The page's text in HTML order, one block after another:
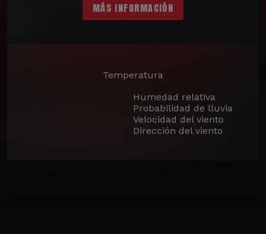
MÁS INFORMACIÓN
Temperatura
Humedad relativa
Probabilidad de lluvia
Velocidad del viento
Dirección del viento